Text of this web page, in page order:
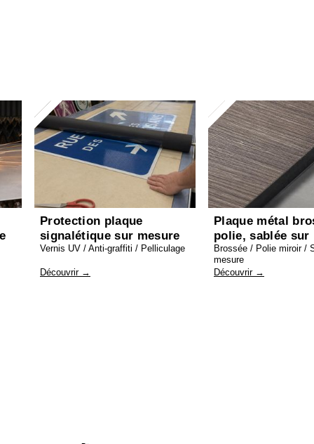
Protection plaque
signalétique sur mesure
Vernis UV / Anti-graffiti / Pelliculage
Découvrir →
Plaque métal
polie, sablée sur
Brossée / Polie miroir /
mesure
Découvrir →